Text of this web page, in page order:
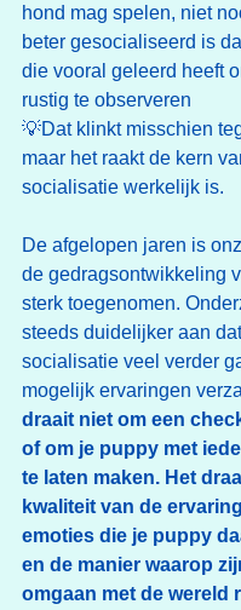
hond mag spelen, niet
beter gesocialiseerd is
die vooral geleerd heeft
rustig te observeren
💡Dat klinkt misschien
maar het raakt de kern
socialisatie werkelijk is.
De afgelopen jaren is
de gedragsontwikkeling
sterk toegenomen.
steeds duidelijker aan
socialisatie veel verder
mogelijk ervaringen
draait niet om een
of om je puppy met
te laten maken. Het
kwaliteit van de
emoties die je puppy
en de manier waarop
omgaan met de wereld